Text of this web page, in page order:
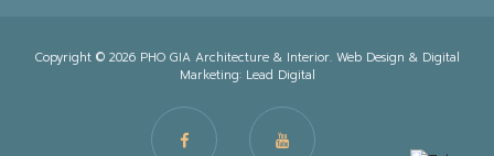
Copyright © 2026 PHO GIA Architecture & Interior. Web Design & Digital
Marketing: Lead Digital